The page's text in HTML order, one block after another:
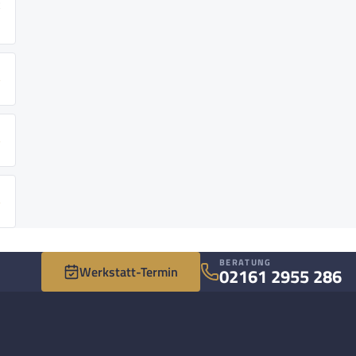
Werkstatt-Termin
BERATUNG
02161 2955 286